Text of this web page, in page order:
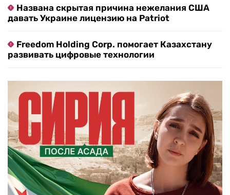
Названа скрытая причина нежелания США
давать Украине лицензию на Patriot
Freedom Holding Corp. помогает Казахстану
развивать цифровые технологии